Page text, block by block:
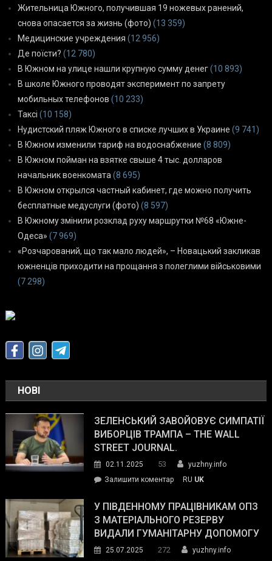
Жительница Южного, получившая 19 ножевых ранений,
снова опасается за жизнь (фото) (13 359)
Медицинские учреждения (12 956)
Де поїсти? (12 780)
В Южном на улице нашли крупную сумму денег(10 893)
В школе Южного проводят эксперимент по запрету
мобильных телефонов (10 233)
Таксі (10 158)
Нудистский пляж Южного в списке лучших в Украине (9 741)
В Южном изменили тариф на водоснабжение (8 809)
В Южном пойман на взятке свыше 4 тыс. долларов
начальник военкомата (8 695)
В Южном открылся частный кабинет, где можно получить
бесплатные медуслуги (фото) (8 597)
В Южному змінили розклад руху маршрутки №68 «Южне-
Одеса» (7 969)
«Розчарований, що так мало людей», – Новацький закликав
южненців приходити на прощання з полеглими військовими
(7 298)
НОВІ
ЗЕЛЕНСЬКИЙ ЗАВОЙОВУЄ СИМПАТІЇ
ВИБОРЦІВ ТРАМПА – THE WALL
STREET JOURNAL.
02.11.2025 53
yuzhny.info
Залишити коментарon
завойовує
симпатії
виборців
RU UK
У ПІВДЕННОМУ ПРАЦІВНИКАМ ОПЗ
З МАТЕРІАЛЬНОГО РЕЗЕРВУ
ВИДАЛИ ГУМАНІТАРНУ ДОПОМОГУ
25.07.2025 272
yuzhny.info